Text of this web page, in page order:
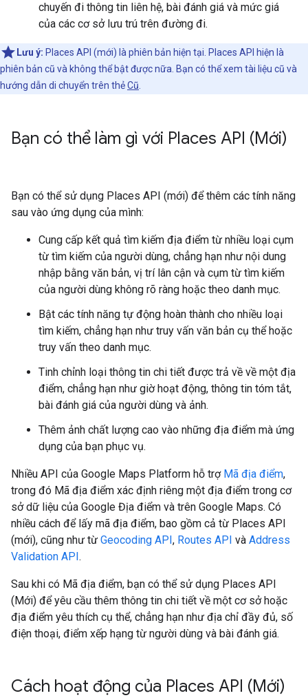
chuyến đi thông tin liên hệ, bài đánh giá và mức giá
của các cơ sở lưu trú trên đường đi.
Lưu ý: Places API (mới) là phiên bản hiện tại. Places API hiện là
phiên bản cũ và không thể bật được nữa. Bạn có thể xem tài liệu cũ và
hướng dẫn di chuyển trên thẻCũ
Bạn có thể làm gì với Places API (Mới)
Bạn có thể sử dụng Places API (mới) để thêm các tính năng
sau vào ứng dụng của mình:
Cung cấp kết quả tìm kiếm địa điểm từ nhiều loại cụm
từ tìm kiếm của người dùng, chẳng hạn như nội dung
nhập bằng văn bản, vị trí lân cận và cụm từ tìm kiếm
của người dùng không rõ ràng hoặc theo danh mục.
Bật các tính năng tự động hoàn thành cho nhiều loại
tìm kiếm, chẳng hạn như truy vấn văn bản cụ thể hoặc
truy vấn theo danh mục.
Tinh chỉnh loại thông tin chi tiết được trả về về một địa
điểm, chẳng hạn như giờ hoạt động, thông tin tóm tắt,
bài đánh giá của người dùng và ảnh.
Thêm ảnh chất lượng cao vào những địa điểm mà ứng
dụng của bạn phục vụ.
Nhiều API của Google Maps Platform hỗ trợ Mã địa điểm,
trong đó Mã địa điểm xác định riêng một địa điểm trong cơ
sở dữ liệu của Google Địa điểm và trên Google Maps. Có
nhiều cách để lấy mã địa điểm, bao gồm cả từ Places API
(mới), cũng như từ Geocoding API, Routes API và Address
Validation API.
Sau khi có Mã địa điểm, bạn có thể sử dụng Places API
(Mới) để yêu cầu thêm thông tin chi tiết về một cơ sở hoặc
địa điểm yêu thích cụ thể, chẳng hạn như địa chỉ đầy đủ, số
điện thoại, điểm xếp hạng từ người dùng và bài đánh giá.
Cách hoạt động của Places API (Mới)